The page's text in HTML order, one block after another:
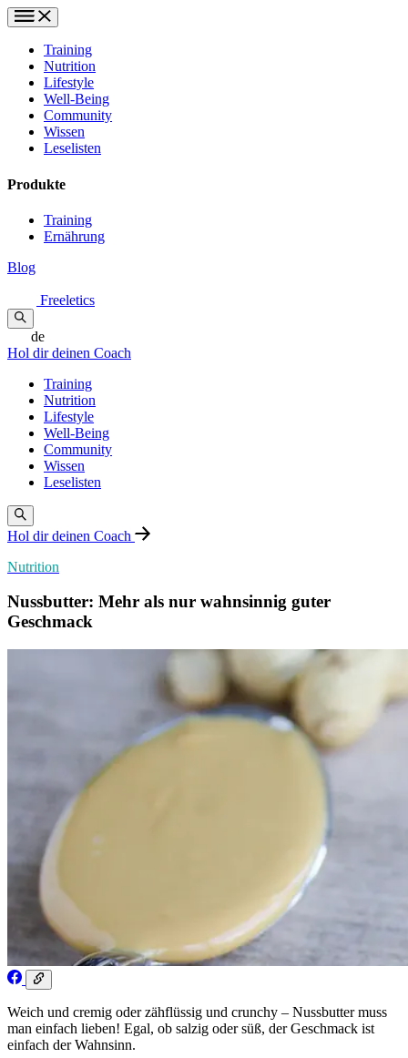
Training
Nutrition
Lifestyle
Well-Being
Community
Wissen
Leselisten
Produkte
Training
Ernährung
Blog
Freeletics
de
Hol dir deinen Coach
Training
Nutrition
Lifestyle
Well-Being
Community
Wissen
Leselisten
Hol dir deinen Coach
Nutrition
Nussbutter: Mehr als nur wahnsinnig guter
Geschmack
Weich und cremig oder zähflüssig und crunchy – Nussbutter muss
man einfach lieben! Egal, ob salzig oder süß, der Geschmack ist
einfach der Wahnsinn.